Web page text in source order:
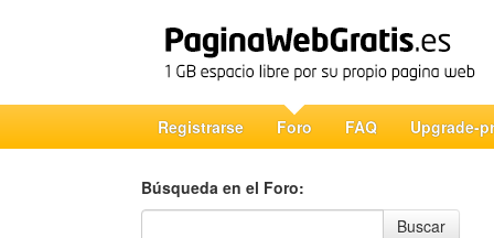
Registrarse Foro FAQ Upgrade-
Búsqueda en el Foro:
Búsqueda en el Foro
Buscar